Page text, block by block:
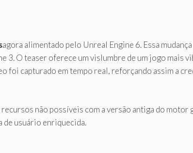
agora alimentado pelo Unreal Engine 6. Essa mudança
O teaser oferece um vislumbre de um jogo mais
foi capturado em tempo real, reforçando assim a
não possíveis com a versão antiga do motor
de usuário enriquecida.